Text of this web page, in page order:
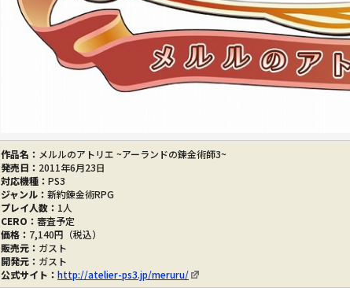
作品名： メルルのアトリエ ~アーランドの錬金術師3~
発売日： 2011年6月23日
対応機種： PS3
ジャンル： 新約錬金術RPG
プレイ人数： 1人
CERO： 審査予定
価格： 7,140円（税込）
販売元： ガスト
開発元： ガスト
公式サイト： http://atelier-ps3.jp/meruru/